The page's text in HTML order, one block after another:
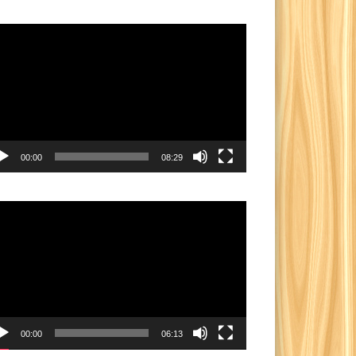
00:00 08:29
00:00 06:13